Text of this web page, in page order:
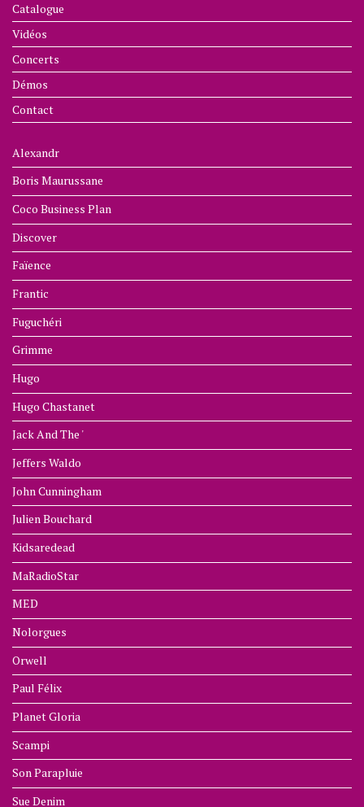
Catalogue
Vidéos
Concerts
Démos
Contact
Alexandr
Boris Maurussane
Coco Business Plan
Discover
Faïence
Frantic
Fuguchéri
Grimme
Hugo
Hugo Chastanet
Jack And The '
Jeffers Waldo
John Cunningham
Julien Bouchard
Kidsaredead
MaRadioStar
MED
Nolorgues
Orwell
Paul Félix
Planet Gloria
Scampi
Son Parapluie
Sue Denim